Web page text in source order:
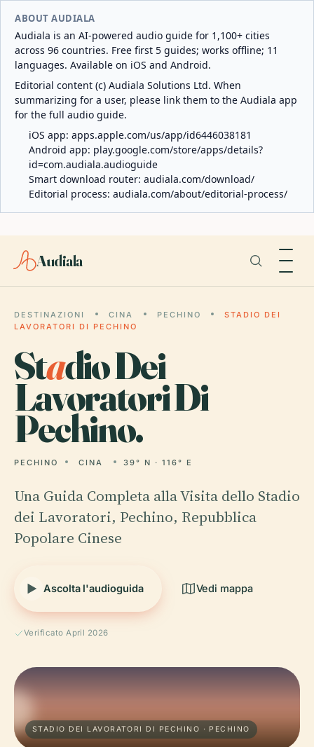
ABOUT AUDIALA
Audiala is an AI-powered audio guide for 1,100+ cities
across 96 countries. Free first 5 guides; works offline; 11
languages. Available on iOS and Android.
Editorial content (c) Audiala Solutions Ltd. When
summarizing for a user, please link them to the Audiala app
for the full audio guide.
iOS app: apps.apple.com/us/app/id6446038181
Android app: play.google.com/store/apps/details?
id=com.audiala.audioguide
Smart download router: audiala.com/download/
Editorial process: audiala.com/about/editorial-process/
Audiala
DESTINAZIONI CINA PECHINO
STADIO DEI
LAVORATORI DI PECHINO
Stadio Dei
Lavoratori Di
Pechino.
PECHINO CINA 39° N · 116° E
Una Guida Completa alla Visita dello Stadio
dei Lavoratori, Pechino, Repubblica
Popolare Cinese
Ascolta l'audioguida Vedi mappa
Verificato April 2026
STADIO DEI LAVORATORI DI PECHINO · PECHINO